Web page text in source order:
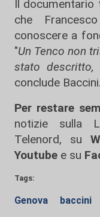
Il
che
conoscere a
"Un Tenco non
stato descritto,
conclude Baccini.
Per restare
notizie sulla
Telenord, su
Youtube e su
Tags:
Genova baccini